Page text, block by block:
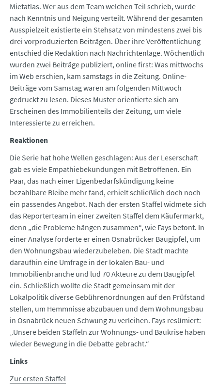
Mietatlas. Wer aus dem Team welchen Teil schrieb, wurde
nach Kenntnis und Neigung verteilt. Während der gesamten
Ausspielzeit existierte ein Stehsatz von mindestens zwei bis
drei vorproduzierten Beiträgen. Über ihre Veröffentlichung
entschied die Redaktion nach Nachrichtenlage. Wöchentlich
wurden zwei Beiträge publiziert, online first: Was mittwochs
im Web erschien, kam samstags in die Zeitung. Online-
Beiträge vom Samstag waren am folgenden Mittwoch
gedruckt zu lesen. Dieses Muster orientierte sich am
Erscheinen des Immobilienteils der Zeitung, um viele
Interessierte zu erreichen.
Reaktionen
Die Serie hat hohe Wellen geschlagen: Aus der Leserschaft
gab es viele Empathiebekundungen mit Betroffenen. Ein
Paar, das nach einer Eigenbedarfskündigung keine
bezahlbare Bleibe mehr fand, erhielt schließlich doch noch
ein passendes Angebot. Nach der ersten Staffel widmete sich
das Reporterteam in einer zweiten Staffel dem Käufermarkt,
denn „die Probleme hängen zusammen“, wie Fays betont. In
einer Analyse forderte er einen Osnabrücker Baugipfel, um
den Wohnungsbau wiederzubeleben. Die Stadt machte
daraufhin eine Umfrage in der lokalen Bau- und
Immobilienbranche und lud 70 Akteure zu dem Baugipfel
ein. Schließlich wollte die Stadt gemeinsam mit der
Lokalpolitik diverse Gebührenordnungen auf den Prüfstand
stellen, um Hemmnisse abzubauen und dem Wohnungsbau
in Osnabrück neuen Schwung zu verleihen. Fays resümiert:
„Unsere beiden Staffeln zur Wohnungs- und Baukrise haben
wieder Bewegung in die Debatte gebracht.“
Links
Zur ersten Staffel